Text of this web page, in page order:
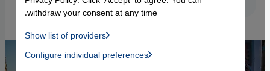
withdraw your consent at any time.
Show list of providers
Instagram Embed, Twitter Embed, Youtube Embed
Facebook Embed / Facebook Connect
Configure individual preferences